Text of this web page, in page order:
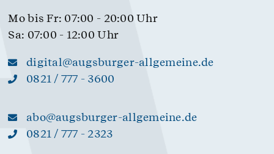
Mo bis Fr: 07:00 - 20:00 Uhr
Sa: 07:00 - 12:00 Uhr
digital@augsburger-allgemeine.de
0821 / 777 - 3600
abo@augsburger-allgemeine.de
0821 / 777 - 2323